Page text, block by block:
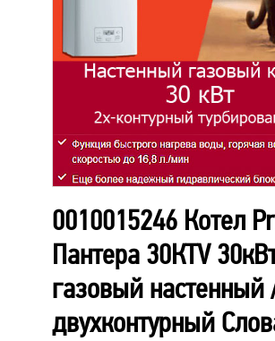
0010015246 Котел
Пантера 30КТV
газовый настенный
двухконтурный